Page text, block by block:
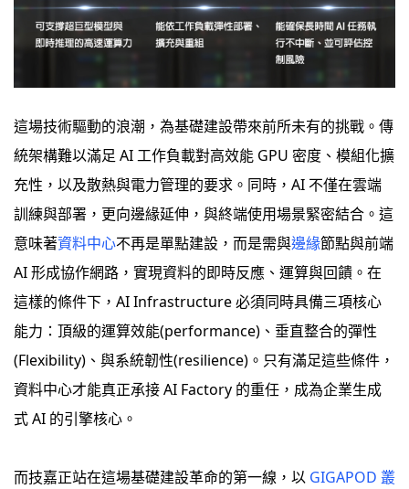
這場技術驅動的浪潮，為基礎建設帶來前所未有的挑戰。傳
統架構難以滿足 AI 工作負載對高效能 GPU 密度、模組化擴
充性，以及散熱與電力管理的要求。同時，AI 不僅在雲端
訓練與部署，更向邊緣延伸，與終端使用場景緊密結合。這
意味著資料中心不再是單點建設，而是需與邊緣節點與前端
AI 形成協作網路，實現資料的即時反應、運算與回饋。在
這樣的條件下，AI Infrastructure 必須同時具備三項核心
能力：頂級的運算效能(performance)、垂直整合的彈性
(Flexibility)、與系統韌性(resilience)。只有滿足這些條件，
資料中心才能真正承接 AI Factory 的重任，成為企業生成
式 AI 的引擎核心。
而技嘉正站在這場基礎建設革命的第一線，以 GIGAPOD 叢